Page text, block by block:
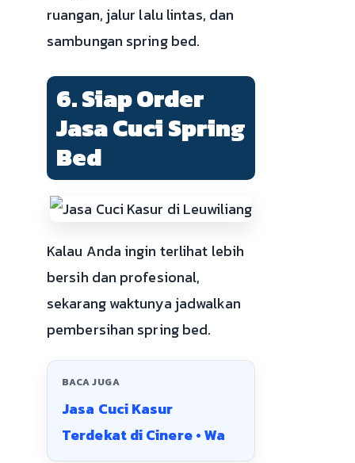
ruangan, jalur lalu lintas, dan
sambungan spring bed.
6. Siap Order
Jasa Cuci Spring
Bed
Kalau Anda ingin terlihat lebih
bersih dan profesional,
sekarang waktunya jadwalkan
pembersihan spring bed.
BACA JUGA
Jasa Cuci Kasur
Terdekat di Cinere • Wa